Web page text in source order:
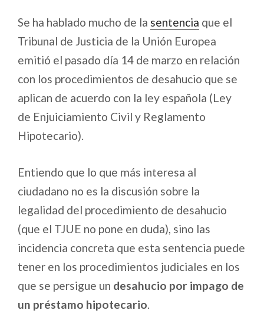
Se ha hablado mucho de la sentencia que el
Tribunal de Justicia de la Unión Europea
emitió el pasado día 14 de marzo en relación
con los procedimientos de desahucio que se
aplican de acuerdo con la ley española (Ley
de Enjuiciamiento Civil y Reglamento
Hipotecario).
Entiendo que lo que más interesa al
ciudadano no es la discusión sobre la
legalidad del procedimiento de desahucio
(que el TJUE no pone en duda), sino las
incidencia concreta que esta sentencia puede
tener en los procedimientos judiciales en los
que se persigue un desahucio por impago de
un préstamo hipotecario